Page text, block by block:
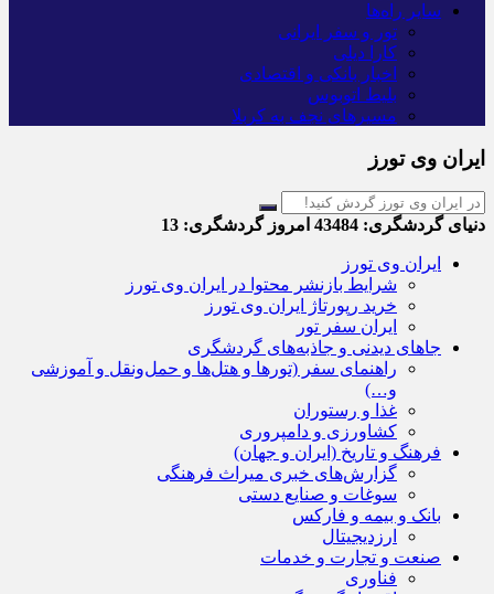
سایر راه‌ها
تور و سفر ایرانی
کارا دیلی
اخبار بانکی و اقتصادی
بلیط اتوبوس
مسیرهای نجف به کربلا
ایران وی تورز
دنیای گردشگری: امروز گردشگری:
ایران وی تورز
شرایط بازنشر محتوا در ایران وی تورز
خرید رپورتاژ ایران وی تورز
ایران سفر تور
جاهای دیدنی و جاذبه‌های گردشگری
راهنمای سفر (تورها و هتل‌ها و حمل‌و‌نقل و آموزشی
و…)
غذا و رستوران
کشاورزی و دامپروری
فرهنگ و تاریخ (ایران و جهان)
گزارش‌های خبری میراث فرهنگی
سوغات و صنایع دستی
بانک و بیمه و فارکس
ارزدیجیتال
صنعت و تجارت و خدمات
فناوری